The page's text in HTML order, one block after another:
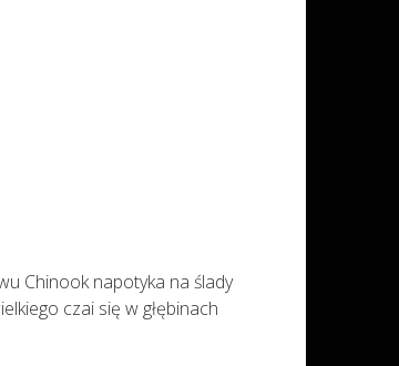
Chinook napotyka na ślady
czai się w głębinach